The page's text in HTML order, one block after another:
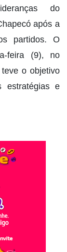
do
após a
partidos. O
feira (9), no
o objetivo
estratégias e